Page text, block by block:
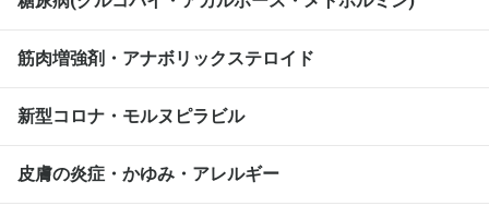
筋肉増強剤・アナボリックステロイド
新型コロナ・モルヌピラビル
皮膚の炎症・かゆみ・アレルギー